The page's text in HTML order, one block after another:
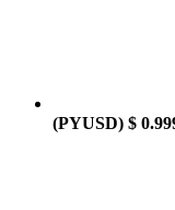
(PYUSD) $